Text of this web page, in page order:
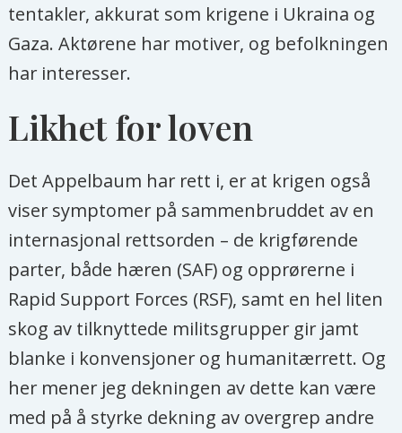
tentakler, akkurat som krigene i Ukraina og
Gaza. Aktørene har motiver, og befolkningen
har interesser.
Likhet for loven
Det Appelbaum har rett i, er at krigen også
viser symptomer på sammenbruddet av en
internasjonal rettsorden – de krigførende
parter, både hæren (SAF) og opprørerne i
Rapid Support Forces (RSF), samt en hel liten
skog av tilknyttede militsgrupper gir jamt
blanke i konvensjoner og humanitærrett. Og
her mener jeg dekningen av dette kan være
med på å styrke dekning av overgrep andre